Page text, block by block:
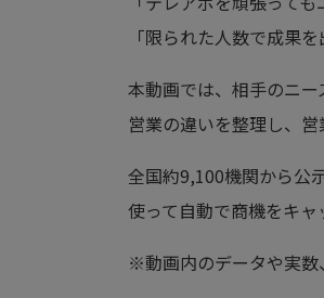
「限られた人数で成果
本動画では、相手のニ
営業の違いを整理し、
全国約9,100機関から公
使って自動で商機をキャ
※動画内のデータや実数